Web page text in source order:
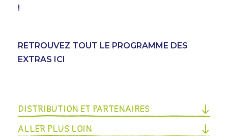
!
RETROUVEZ TOUT LE PROGRAMME DES
EXTRAS ICI
DISTRIBUTION ET PARTENAIRES
ALLER PLUS LOIN